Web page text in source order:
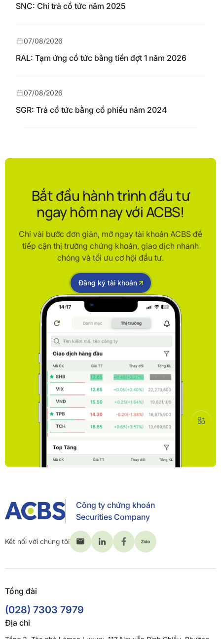
SNC: Chi trả cổ tức năm 2025
RAL: Tạm ứng cổ tức bằng tiền đợt 1 năm 2026
07/08/2026
SGR: Trả cổ tức bằng cổ phiếu năm 2024
07/08/2026
Bắt đầu hành trình đầu tư
ngay hôm nay với ACBS!
Chỉ vài bước đơn giản, mở ngay tài khoản ACBS để
tiếp cận thị trường chứng khoán, giao dịch nhanh
chóng và tối ưu cơ hội đầu tư.
Đăng ký tài khoản
Công ty chứng khoán
Securities Company
Kết nối với chúng tôi
Tổng đài
(028) 7303 7979
Địa chỉ